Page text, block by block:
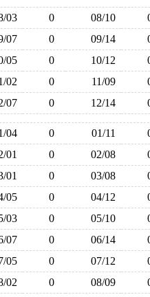
03 0 08/10
07 0 09/14
05 0 10/12
02 0 11/09
07 0 12/14
04 0 01/11
01 0 02/08
01 0 03/08
05 0 04/12
03 0 05/10
07 0 06/14
05 0 07/12
02 0 08/09